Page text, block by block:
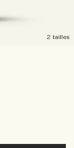
2 tailles